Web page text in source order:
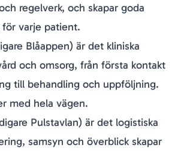
regelverk, och skapar goda
varje patient.
Blåappen) är det kliniska
och omsorg, från första kontakt
till behandling och uppföljning.
med hela vägen.
Pulstavlan) är det logistiska
samsyn och överblick skapar